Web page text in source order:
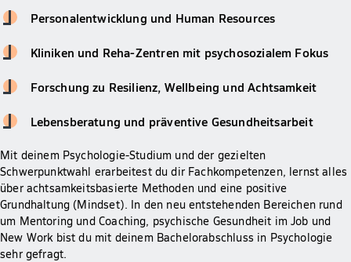
Personalentwicklung und Human Resources
Kliniken und Reha-Zentren mit psychosozialem Fokus
Forschung zu Resilienz, Wellbeing und Achtsamkeit
Lebensberatung und präventive Gesundheitsarbeit
Mit deinem Psychologie-Studium und der gezielten
Schwerpunktwahl erarbeitest du dir Fachkompetenzen, lernst alles
über achtsamkeitsbasierte Methoden und eine positive
Grundhaltung (Mindset). In den neu entstehenden Bereichen rund
um Mentoring und Coaching, psychische Gesundheit im Job und
New Work bist du mit deinem Bachelorabschluss in Psychologie
sehr gefragt.